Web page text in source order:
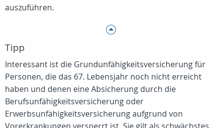
auszuführen.
Tipp
Interessant ist die Grundunfähigkeitsversicherung für
Personen, die das 67. Lebensjahr noch nicht erreicht
haben und denen eine Absicherung durch die
Berufsunfähigkeitsversicherung oder
Erwerbsunfähigkeitsversicherung aufgrund von